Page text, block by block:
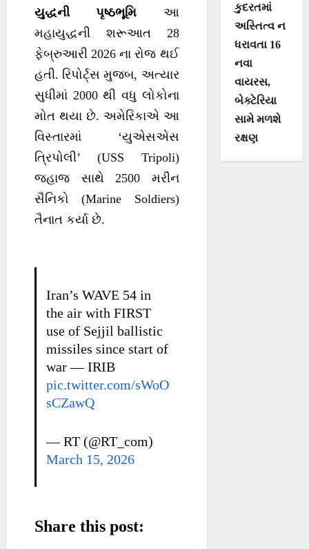
યુદ્ધની પૃષ્ઠભૂમિ આ
મહાયુદ્ધની શરૂઆત 28
ફેબ્રુઆરી 2026 ના રોજ થઈ
હતી. રિપોર્ટ્સ મુજબ, અત્યાર
સુધીમાં 2000 થી વધુ લોકોના
મોત થયા છે. અમેરિકાએ આ
વિસ્તારમાં ‘યુએસએસ
ત્રિપોલી’ (USS Tripoli)
જહાજ સાથે 2500 મરીન
સૈનિકો (Marine Soldiers)
તૈનાત કર્યા છે.
Iran’s WAVE 54 in
the air with FIRST
use of Sejjil ballistic
missiles since start of
war — IRIB
pic.twitter.com/sWoO
sCZawQ
— RT (@RT_com)
March 15, 2026
Share this post:
કુદરતમાં
અસ્તિત્વ ન
ધરાવતા 16
નવા
વાયરસ,
બેક્ટેરિયા
સામે મળશે
રક્ષણ